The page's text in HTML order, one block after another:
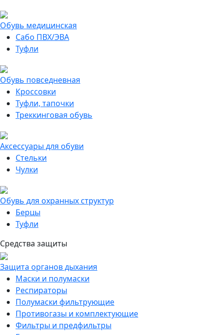
Обувь медицинская
Сабо ПВХ/ЭВА
Туфли
Обувь повседневная
Кроссовки
Туфли, тапочки
Треккинговая обувь
Аксессуары для обуви
Стельки
Чулки
Обувь для охранных структур
Берцы
Туфли
Средства защиты
Защита органов дыхания
Маски и полумаски
Респираторы
Полумаски фильтрующие
Противогазы и комплектующие
Фильтры и предфильтры